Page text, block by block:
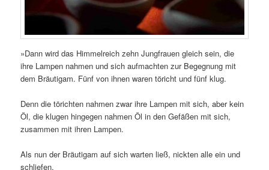
»Dann wird das Himmelreich zehn Jungfrauen gleich sein, die
ihre Lampen nahmen und sich aufmachten zur Begegnung mit
dem Bräutigam. Fünf von ihnen waren töricht und fünf klug.
Denn die törichten nahmen zwar ihre Lampen mit sich, aber kein
Öl, die klugen hingegen nahmen Öl in den Gefäßen mit sich,
zusammen mit ihren Lampen.
Als nun der Bräutigam auf sich warten ließ, nickten alle ein und
schliefen.